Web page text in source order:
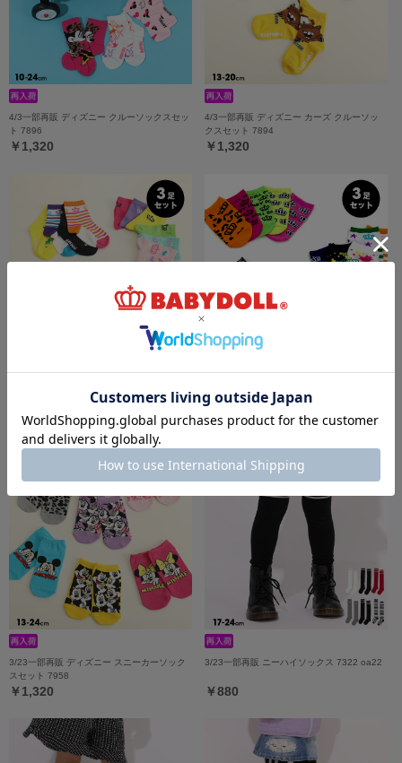
4/3一部再販 ディズニー クルーソックスセッ
ト 7896
￥1,320
4/3一部再販 ディズニー カーズ クルーソッ
クスセット 7894
￥1,320
￥1,100
7899
￥1,100
3/23一部再販 ディズニー スニーカーソック
スセット 7958
￥1,320
3/23一部再販 ニーハイソックス 7322 oa22
￥880